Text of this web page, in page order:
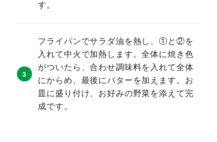
す。
フライパンでサラダ油を熱し、①と②を
入れて中火で加熱します。全体に焼き色
がついたら、合わせ調味料を入れて全体
にからめ、最後にバターを加えます。お
皿に盛り付け、お好みの野菜を添えて完
成です。